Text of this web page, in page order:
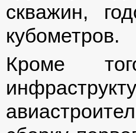
скважин,
кубометров.
Кроме